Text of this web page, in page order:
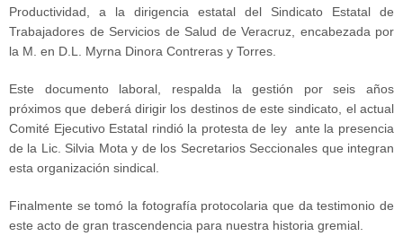
Productividad, a la dirigencia estatal del Sindicato Estatal de
Trabajadores de Servicios de Salud de Veracruz, encabezada por
la M. en D.L. Myrna Dinora Contreras y Torres.
Este documento laboral, respalda la gestión por seis años
próximos que deberá dirigir los destinos de este sindicato, el actual
Comité Ejecutivo Estatal rindió la protesta de ley ante la presencia
de la Lic. Silvia Mota y de los Secretarios Seccionales que integran
esta organización sindical.
Finalmente se tomó la fotografía protocolaria que da testimonio de
este acto de gran trascendencia para nuestra historia gremial.